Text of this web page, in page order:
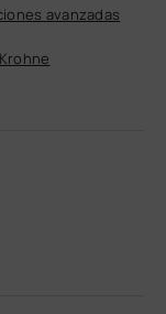
avanzadas
Krohne